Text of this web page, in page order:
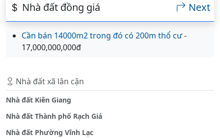
Nhà đất đồng giá Next
Cần bán 14000m2 trong đó có 200m thổ cư-
17,000,000,000đ
Nhà đất xã lân cận
Nhà đất Kiên Giang
Nhà đất Thành phố Rạch Giá
Nhà đất Phường Vĩnh Lạc